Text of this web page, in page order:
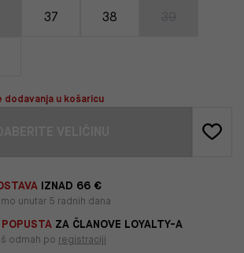
37 38
dodavanja u košaricu
IZNAD 66 €
unutar 5 radnih dana
ZA ČLANOVE LOYALTY-A
odmah po registraciji